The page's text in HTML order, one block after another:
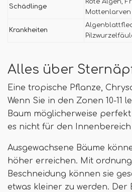
Schädlinge
Mottenlarven
Krankheiten
Alles über
Eine tropische Pflanze,
Wenn Sie in den Zonen 10-11
Baum möglicherweise
es nicht für den
Ausgewachsene Bäume
höher erreichen. Mit
Beschneidung können sie
etwas kleiner zu werden. Der